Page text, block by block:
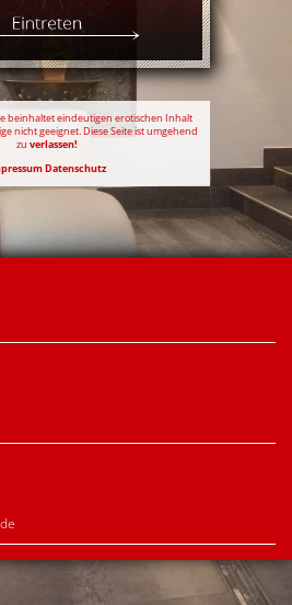
beinhaltet eindeutigen erotischen Inhalt
nicht geeignet. Diese Seite ist umgehend
zu verlassen!
Datenschutz